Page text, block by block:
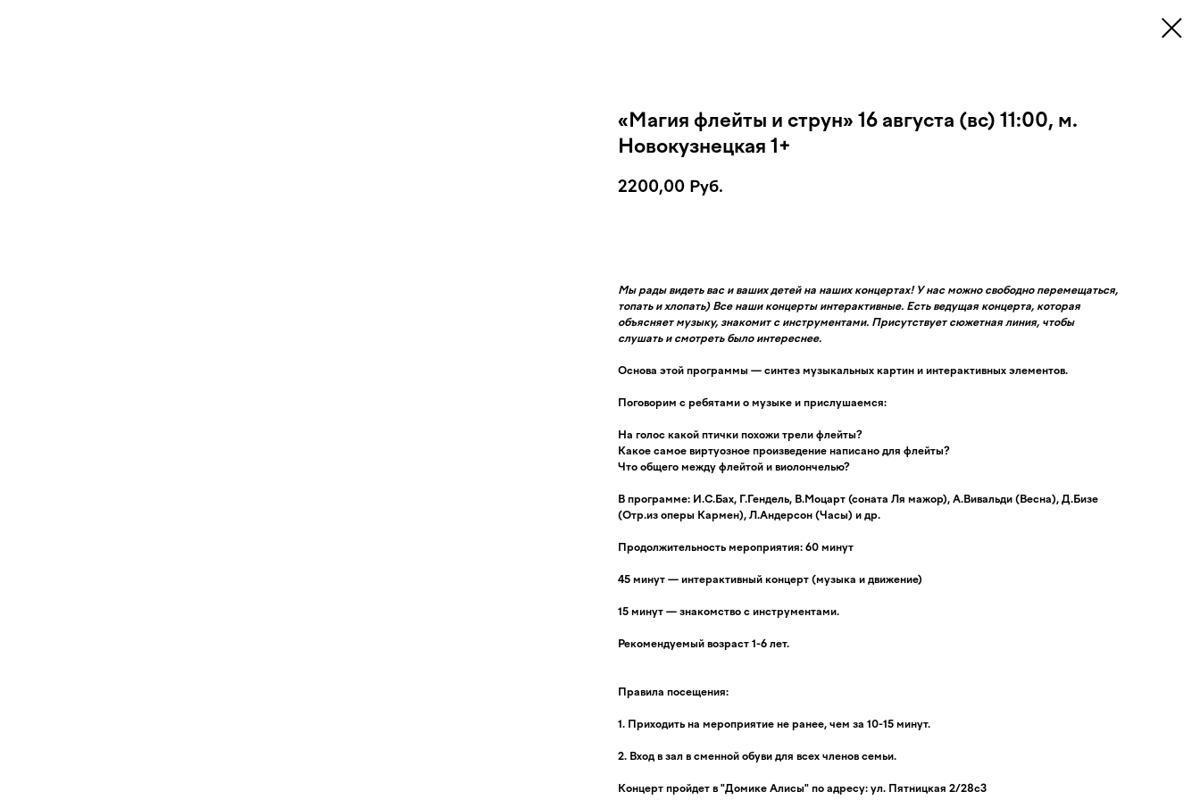
«Магия флейты и струн» 16 августа (вс) 11:00, м.
Новокузнецкая 1+
2200,00 Руб.
Мы рады видеть вас и ваших детей на наших концертах! У нас можно свободно перемещаться,
топать и хлопать) Все наши концерты интерактивные. Есть ведущая концерта, которая
объясняет музыку, знакомит с инструментами. Присутствует сюжетная линия, чтобы
слушать и смотреть было интереснее.
Основа этой программы — синтез музыкальных картин и интерактивных элементов.
Поговорим с ребятами о музыке и прислушаемся:
На голос какой птички похожи трели флейты?
Какое самое виртуозное произведение написано для флейты?
Что общего между флейтой и виолончелью?
В программе: И.С.Бах, Г.Гендель, В.Моцарт (соната Ля мажор), А.Вивальди (Весна), Д.Бизе
(Отр.из оперы Кармен), Л.Андерсон (Часы) и др.
Продолжительность мероприятия: 60 минут
45 минут — интерактивный концерт (музыка и движение)
15 минут — знакомство с инструментами.
Рекомендуемый возраст 1-6 лет.
Правила посещения:
1. Приходить на мероприятие не ранее, чем за 10-15 минут.
2. Вход в зал в сменной обуви для всех членов семьи.
Концерт пройдет в "Домике Алисы" по адресу: ул. Пятницкая 2/28с3